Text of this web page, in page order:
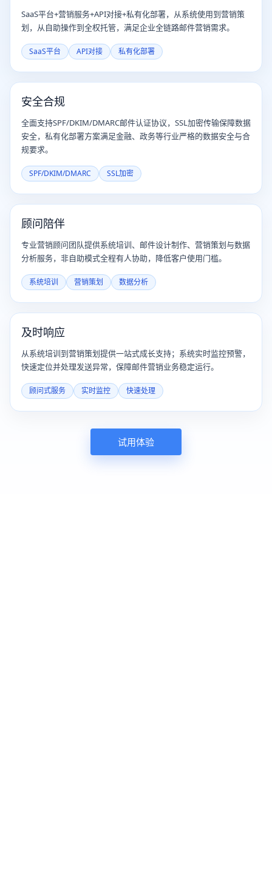
SaaS平台+营销服务+API对接+私有化部署，从系统使用到营销策
划，从自助操作到全权托管，满足企业全链路邮件营销需求。
SaaS平台 API对接 私有化部署
安全合规
全面支持SPF/DKIM/DMARC邮件认证协议，SSL加密传输保障数据
安全，私有化部署方案满足金融、政务等行业严格的数据安全与合
规要求。
SPF/DKIM/DMARC SSL加密
顾问陪伴
专业营销顾问团队提供系统培训、邮件设计制作、营销策划与数据
分析服务，非自助模式全程有人协助，降低客户使用门槛。
系统培训 营销策划 数据分析
及时响应
从系统培训到营销策划提供一站式成长支持；系统实时监控预警，
快速定位并处理发送异常，保障邮件营销业务稳定运行。
顾问式服务 实时监控 快速处理
试用体验